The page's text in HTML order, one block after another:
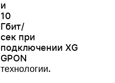
и
10
Гбит/
сек при
подключении XG
GPON
технологии.